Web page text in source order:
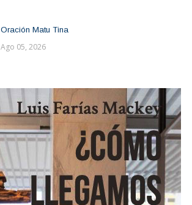
Oración Matu Tina
Ago 05, 2026